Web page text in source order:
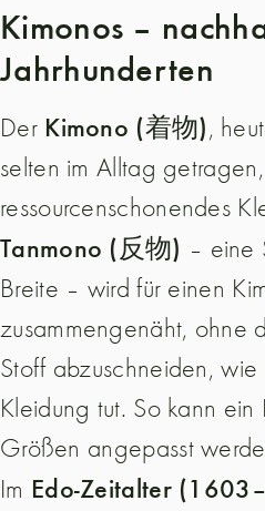
Kimonos –
Jahrhunderten
Der Kimono (着物),
selten im Alltag
ressourcenschonendes
Tanmono (反物) – eine
Breite – wird für einen
zusammengenäht, ohne
Stoff abzuschneiden,
Kleidung tut. So kann
Größen angepasst
Im Edo-Zeitalter